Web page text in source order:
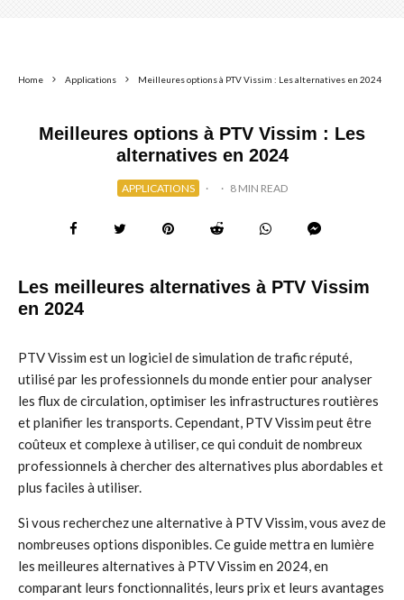
Home Applications Meilleures options à PTV Vissim : Les alternatives en 2024
Meilleures options à PTV Vissim : Les
alternatives en 2024
APPLICATIONS · · 8 MIN READ
Les meilleures alternatives à PTV Vissim
en 2024
PTV Vissim est un logiciel de simulation de trafic réputé,
utilisé par les professionnels du monde entier pour analyser
les flux de circulation, optimiser les infrastructures routières
et planifier les transports. Cependant, PTV Vissim peut être
coûteux et complexe à utiliser, ce qui conduit de nombreux
professionnels à chercher des alternatives plus abordables et
plus faciles à utiliser.
Si vous recherchez une alternative à PTV Vissim, vous avez de
nombreuses options disponibles. Ce guide mettra en lumière
les meilleures alternatives à PTV Vissim en 2024, en
comparant leurs fonctionnalités, leurs prix et leurs avantages